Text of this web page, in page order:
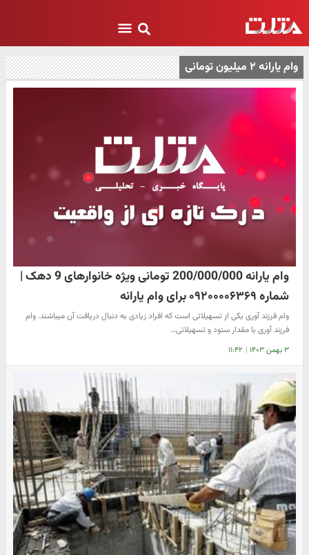
وام یارانه ۲ میلیون تومانی
وام یارانه 200/000/000 تومانی ویژه خانوارهای 9 دهک |
شماره ۰۹۲۰۰۰۰۶۳۶۹ برای وام یارانه
وام فرزند آوری یکی از تسهیلاتی است که افراد زیادی به دنبال دریافت آن میباشند. وام
فرزند آوری با مقدار ستود و تسهیلاتی…
۳ بهمن ۱۴۰۳ | ۱۱:۴۲